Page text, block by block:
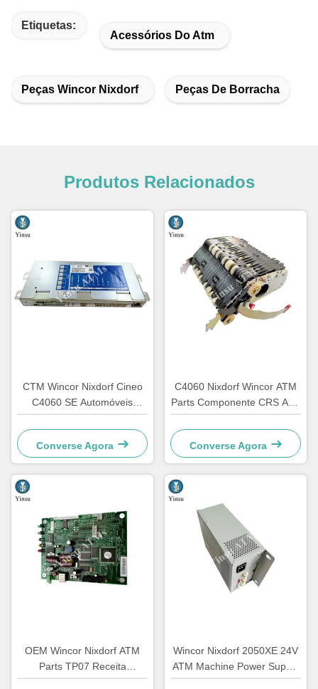
Etiquetas:
Acessórios Do Atm
Peças Wincor Nixdorf Peças De Borracha
Produtos Relacionados
CTM Wincor Nixdorf Cineo
C4060 SE Automóveis
Automóveis Partes
Eletrônicos Especiais
1750147868
Converse Agora
C4060 Nixdorf Wincor ATM
Parts Componente CRS ATS
Unidade de centralização AU
Modulo 1750134478
Converse Agora
OEM Wincor Nixdorf ATM
Parts TP07 Receita
Impressora PCB Central
Wincor Nixdorf 2050XE 24V
ATM Machine Power Supply
Parts 01750069162